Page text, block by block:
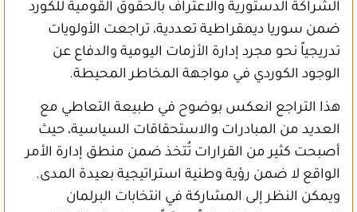
الشراكة الدستورية والاعتراف بالحقوق القومية للكورد
ضمن سوريا ديمقراطية تعددية، تراجعت الأولويات
تدريجياً نحو مجرد إدارة الأزمات اليومية والدفاع عن
الوجود الكوردي في مواجهة المخاطر المحيطة.
هذا التراجع انعكس بوضوح في طبيعة التعاطي مع
العديد من المبادرات والاستحقاقات السياسية، حيث
أصبحت كثير من القرارات تُتخذ ضمن منطق إدارة الأمر
الواقع لا ضمن رؤية وطنية استراتيجية بعيدة المدى.
ويمكن النظر إلى المشاركة في انتخابات البرلمان